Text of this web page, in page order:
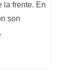
la frente. En
son